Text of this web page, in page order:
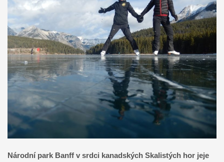
Národní park Banff v srdci kanadských Skalistých hor jeje